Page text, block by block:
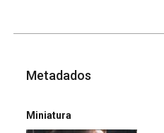
Metadados
Miniatura